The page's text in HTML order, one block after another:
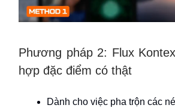
Phương pháp 2: Flux
hợp đặc điểm có thật
Dành cho việc pha trộn các